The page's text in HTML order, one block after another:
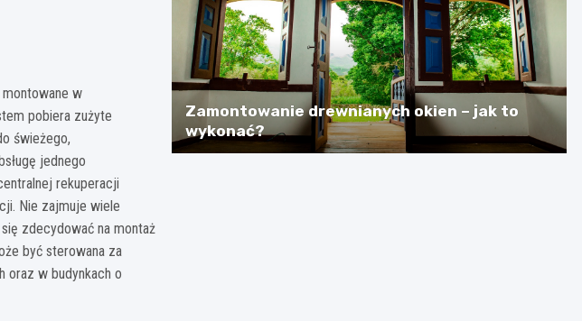
w
pobiera zużyte
świeżego,
jednego
rekuperacji
Nie zajmuje wiele
zdecydować na montaż
być sterowana za
oraz w budynkach o
Zamontowanie drewnianych okien – jak to
wykonać?